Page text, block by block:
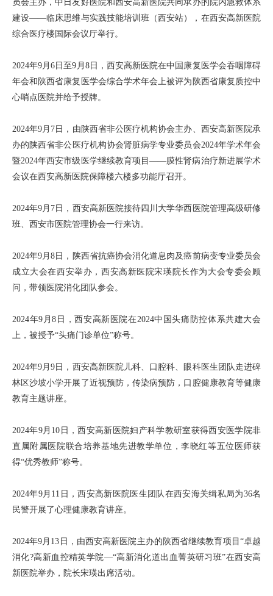
建设——临床思维与实践技能培训班（西安站），在西安高新医院
综合医疗楼国际会议厅举行。
2024年9月6日至9月8日，西安高新医院在中国康复医学会吞咽障碍
年会和陕西省康复医学会综合学术年会上被评为陕西省康复质控中
心哨点医院并给予授牌。
2024年9月7日，由陕西省非公医疗机构协会主办、西安高新医院承
办的陕西省非公医疗机构协会肾脏病学专业委员会2024年学术年会
暨2024年西安市级医学继续教育项目——膜性肾病治疗新进展学术
会议在西安高新医院保障楼六楼多功能厅召开。
2024年9月7日，西安高新医院接待四川大学华西医院管理高级研修
班、西安市医院管理协会一行来访。
2024年9月8日，陕西省抗癌协会消化道息肉及癌前病变专业委员会
成立大会在西安举办，西安高新医院宋瑛院长作为大会专委会顾
问，带领医院消化团队参会。
2024年9月8日，西安高新医院在2024中国头痛防控体系共建大会
上，被授予“头痛门诊单位”称号。
2024年9月9日，西安高新医院儿科、口腔科、眼科医生团队走进碑
林区沙坡小学开展了近视预防，传染病预防，口腔健康教育等健康
教育主题讲座。
2024年9月10日，西安高新医院妇产科学教研室获得西安医学院非
直属附属医院联合培养基地先进教学单位，李晓红等五位医师获
得“优秀教师”称号。
2024年9月11日，西安高新医院医生团队在西安海关缉私局为36名
民警开展了心理健康教育讲座。
2024年9月13日，由西安高新医院主办的陕西省继续教育项目“卓越
消化?高新血控精英学院—“高新消化道出血菁英研习班”在西安高
新医院举办，院长宋瑛出席活动。